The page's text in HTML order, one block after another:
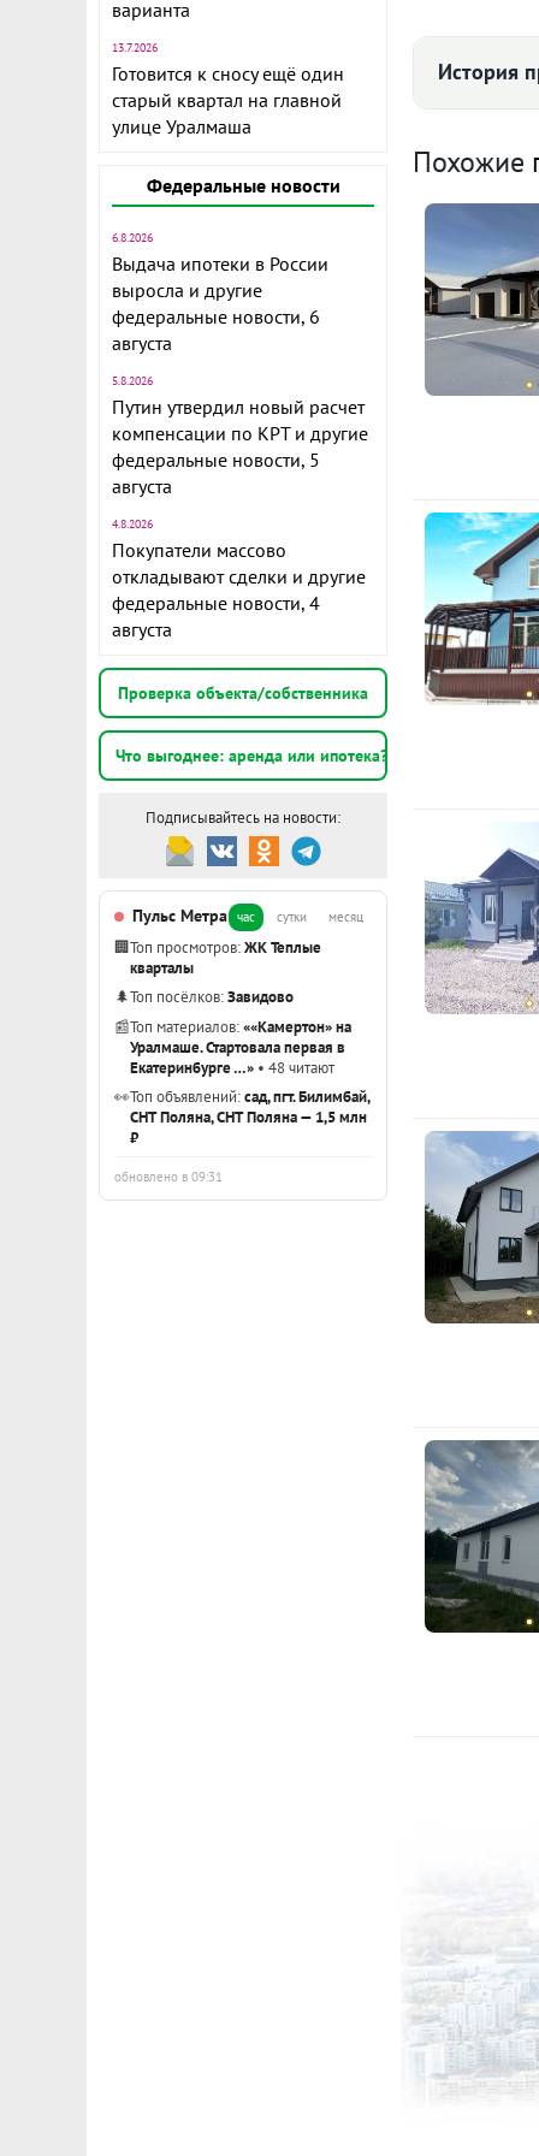
варианта
13.7.2026
Готовится к сносу ещё один
старый квартал на главной
улице Уралмаша
Федеральные новости
6.8.2026
Выдача ипотеки в России
выросла и другие
федеральные новости, 6
августа
5.8.2026
Путин утвердил новый расчет
компенсации по КРТ и другие
федеральные новости, 5
августа
4.8.2026
Покупатели массово
откладывают сделки и другие
федеральные новости, 4
августа
Проверка объекта/собственника
Что выгоднее: аренда или ипотека?
Подписывайтесь на новости:
Пульс Метра час сутки месяц
🏢Топ просмотров:ЖК Теплые
кварталы
🌲Топ посёлков:Завидово
📰Топ материалов:««Камертон» на
Уралмаше. Стартовала первая в
Екатеринбурге …» • 48 читают
👀Топ объявлений:сад, пгт. Билимбай,
СНТ Поляна, СНТ Поляна — 1,5 млн
₽
обновлено в 09:31
Водоём
Подробнее
Объект
площадью
маршрутом
упустите
родных и
История
Похожие